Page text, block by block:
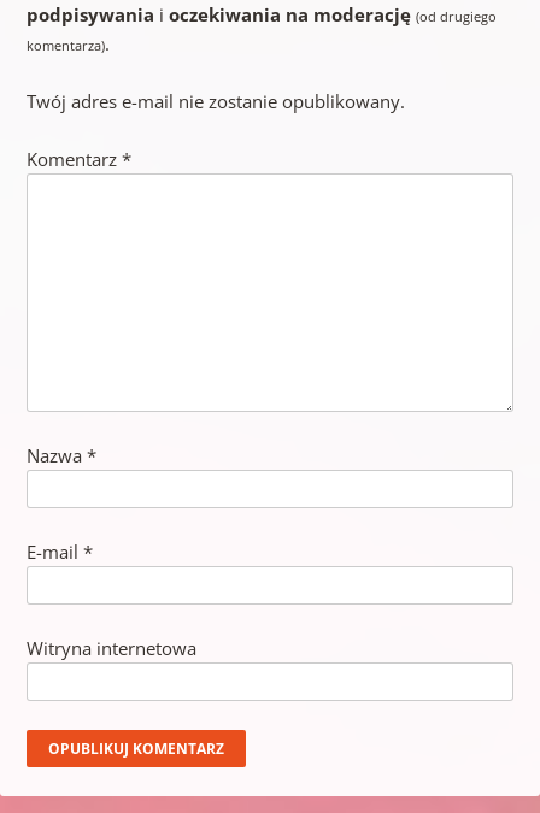
podpisywania i oczekiwania na moderację (od drugiego
komentarza).
Twój adres e-mail nie zostanie opublikowany.
Komentarz *
Nazwa *
E-mail *
Witryna internetowa